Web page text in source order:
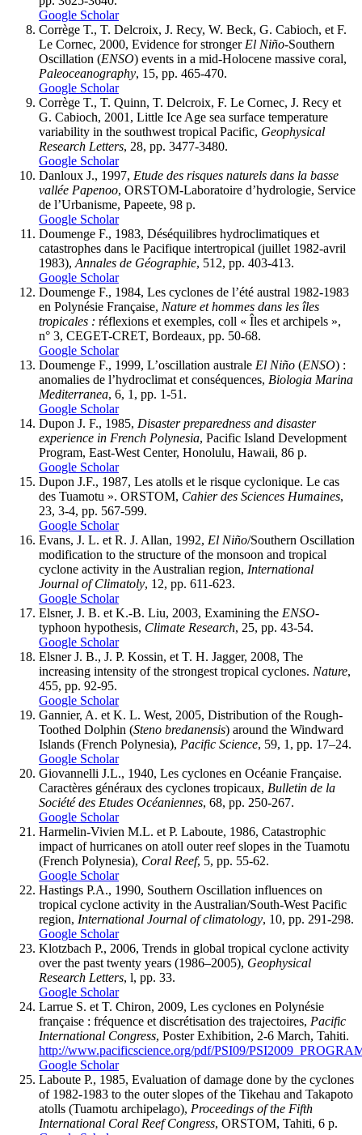
Google Scholar
Corrège T., T. Delcroix, J. Recy, W. Beck, G. Cabioch, et F.
Le Cornec, 2000, Evidence for stronger El Niño-Southern
Oscillation (ENSO) events in a mid-Holocene massive coral,
Paleoceanography, 15, pp. 465-470.
Google Scholar
Corrège T., T. Quinn, T. Delcroix, F. Le Cornec, J. Recy et
G. Cabioch, 2001, Little Ice Age sea surface temperature
variability in the southwest tropical Pacific, Geophysical
Research Letters, 28, pp. 3477-3480.
Google Scholar
Danloux J., 1997, Etude des risques naturels dans la basse
vallée Papenoo, ORSTOM-Laboratoire d’hydrologie, Service
de l’Urbanisme, Papeete, 98 p.
Google Scholar
Doumenge F., 1983, Déséquilibres hydroclimatiques et
catastrophes dans le Pacifique intertropical (juillet 1982-avril
1983), Annales de Géographie, 512, pp. 403-413.
Google Scholar
Doumenge F., 1984, Les cyclones de l’été austral 1982-1983
en Polynésie Française, Nature et hommes dans les îles
tropicales : réflexions et exemples, coll « Îles et archipels »,
n° 3, CEGET-CRET, Bordeaux, pp. 50-68.
Google Scholar
Doumenge F., 1999, L’oscillation australe El Niño (ENSO) :
anomalies de l’hydroclimat et conséquences, Biologia Marina
Mediterranea, 6, 1, pp. 1-51.
Google Scholar
Dupon J. F., 1985, Disaster preparedness and disaster
experience in French Polynesia, Pacific Island Development
Program, East-West Center, Honolulu, Hawaii, 86 p.
Google Scholar
Dupon J.F., 1987, Les atolls et le risque cyclonique. Le cas
des Tuamotu ». ORSTOM, Cahier des Sciences Humaines,
23, 3-4, pp. 567-599.
Google Scholar
Evans, J. L. et R. J. Allan, 1992, El Niño/Southern Oscillation
modification to the structure of the monsoon and tropical
cyclone activity in the Australian region, International
Journal of Climatoly, 12, pp. 611-623.
Google Scholar
Elsner, J. B. et K.-B. Liu, 2003, Examining the ENSO-
typhoon hypothesis, Climate Research, 25, pp. 43-54.
Google Scholar
Elsner J. B., J. P. Kossin, et T. H. Jagger, 2008, The
increasing intensity of the strongest tropical cyclones. Nature,
455, pp. 92-95.
Google Scholar
Gannier, A. et K. L. West, 2005, Distribution of the Rough-
Toothed Dolphin (Steno bredanensis) around the Windward
Islands (French Polynesia), Pacific Science, 59, 1, pp. 17–24.
Google Scholar
Giovannelli J.L., 1940, Les cyclones en Océanie Française.
Caractères généraux des cyclones tropicaux, Bulletin de la
Société des Etudes Océaniennes, 68, pp. 250-267.
Google Scholar
Harmelin-Vivien M.L. et P. Laboute, 1986, Catastrophic
impact of hurricanes on atoll outer reef slopes in the Tuamotu
(French Polynesia), Coral Reef, 5, pp. 55-62.
Google Scholar
Hastings P.A., 1990, Southern Oscillation influences on
tropical cyclone activity in the Australian/South-West Pacific
region, International Journal of climatology, 10, pp. 291-298.
Google Scholar
Klotzbach P., 2006, Trends in global tropical cyclone activity
over the past twenty years (1986–2005), Geophysical
Research Letters, l, pp. 33.
Google Scholar
Larrue S. et T. Chiron, 2009, Les cyclones en Polynésie
française : fréquence et discrétisation des trajectoires, Pacific
International Congress, Poster Exhibition, 2-6 March, Tahiti.
http://www.pacificscience.org/pdf/PSI09/
Google Scholar
Laboute P., 1985, Evaluation of damage done by the cyclones
of 1982-1983 to the outer slopes of the Tikehau and Takapoto
atolls (Tuamotu archipelago), Proceedings of the Fifth
International Coral Reef Congress, ORSTOM, Tahiti, 6 p.